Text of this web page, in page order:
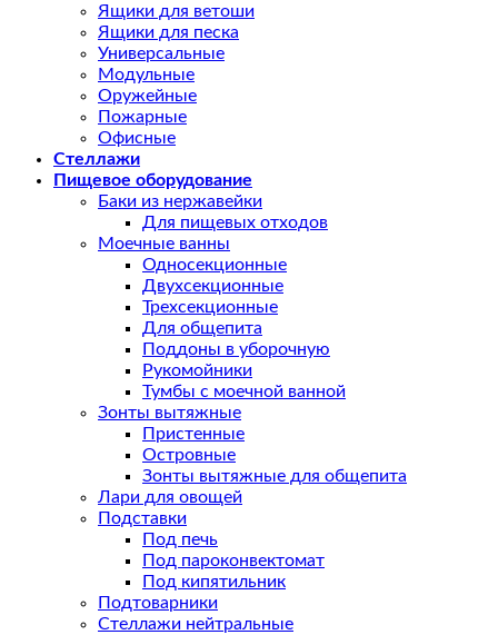
Ящики для ветоши
Ящики для песка
Универсальные
Модульные
Оружейные
Пожарные
Офисные
Стеллажи
Пищевое оборудование
Баки из нержавейки
Для пищевых отходов
Моечные ванны
Односекционные
Двухсекционные
Трехсекционные
Для общепита
Поддоны в уборочную
Рукомойники
Тумбы с моечной ванной
Зонты вытяжные
Пристенные
Островные
Зонты вытяжные для общепита
Лари для овощей
Подставки
Под печь
Под пароконвектомат
Под кипятильник
Подтоварники
Стеллажи нейтральные